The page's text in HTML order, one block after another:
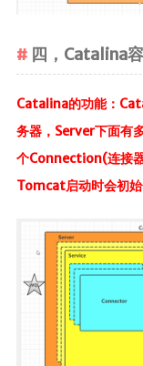
四，Catalina
Catalina的功能：
务器，Server下面有
个Connection(连接
Tomcat启动时会初